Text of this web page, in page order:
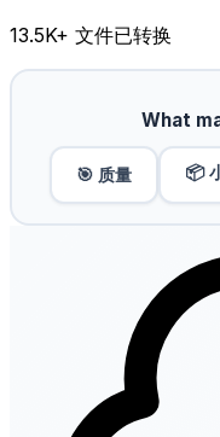
13.5K+ 文件已转换
What
🎯 质量 📦